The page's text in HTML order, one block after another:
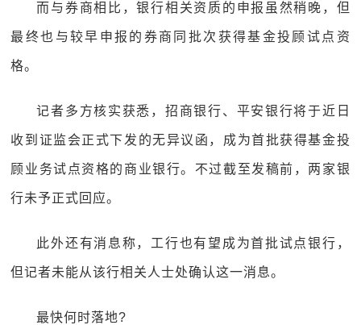
而与券商相比，银行相关资质的申报虽然稍晚，但
最终也与较早申报的券商同批次获得基金投顾试点资
格。
记者多方核实获悉，招商银行、平安银行将于近日
收到证监会正式下发的无异议函，成为首批获得基金投
顾业务试点资格的商业银行。不过截至发稿前，两家银
行未予正式回应。
此外还有消息称，工行也有望成为首批试点银行，
但记者未能从该行相关人士处确认这一消息。
最快何时落地?